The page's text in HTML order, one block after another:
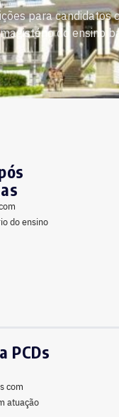
para candidatos
do ensino
do ensino
PCDs
com
atuação